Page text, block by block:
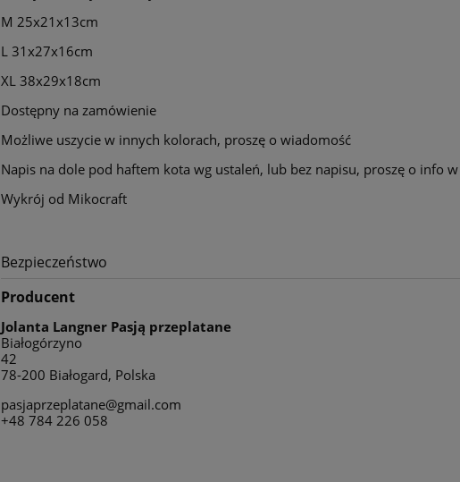
Torebka Sofia mglista łąka
Cena regularna:
Najniższa cena:
do koszyka
Plecak karmel z haftem
M 25x21x13cm
L 31x27x16cm
XL 38x29x18cm
Dostępny na zamówienie
Możliwe uszycie w innych kolorach, proszę o wiadomość
Napis na dole pod haftem kota wg ustaleń, lub bez napisu, proszę o info
Wykrój od Mikocraft
Bezpieczeństwo
Producent
Jolanta Langner Pasją przeplatane
Białogórzyno
42
78-200 Białogard, Polska
pasjaprzeplatane@gmail.com
+48 784 226 058